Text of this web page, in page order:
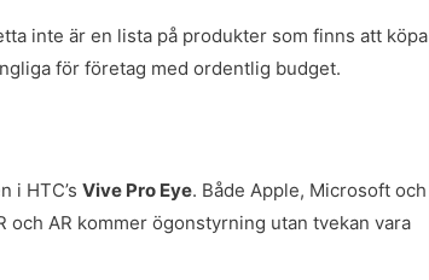
inte är en lista på produkter som finns att köpa
för företag med ordentlig budget.
i HTC’s Vive Pro Eye. Både Apple, Microsoft och
AR kommer ögonstyrning utan tvekan vara